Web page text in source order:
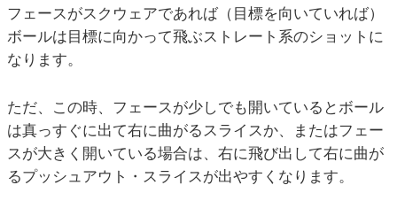
フェースがスクウェアであれば（目標を向いていれば）
ボールは目標に向かって飛ぶストレート系のショットに
なります。
ただ、この時、フェースが少しでも開いているとボール
は真っすぐに出て右に曲がるスライスか、またはフェー
スが大きく開いている場合は、右に飛び出して右に曲が
るプッシュアウト・スライスが出やすくなります。